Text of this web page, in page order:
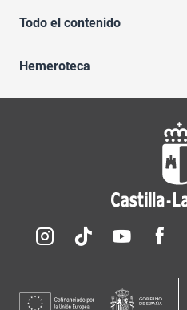
Todo el contenido
Hemeroteca
Redes sociales JCCM